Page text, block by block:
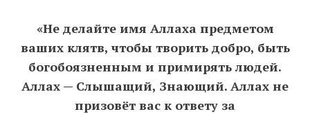
«Не делайте имя Аллаха предметом
ваших клятв, чтобы творить добро, быть
богобоязненным и примирять людей.
Аллах — Слышащий, Знающий. Аллах не
призовёт вас к ответу за